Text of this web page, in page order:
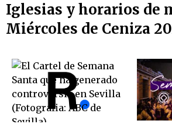
Iglesias y horarios de
Miércoles de Ceniza